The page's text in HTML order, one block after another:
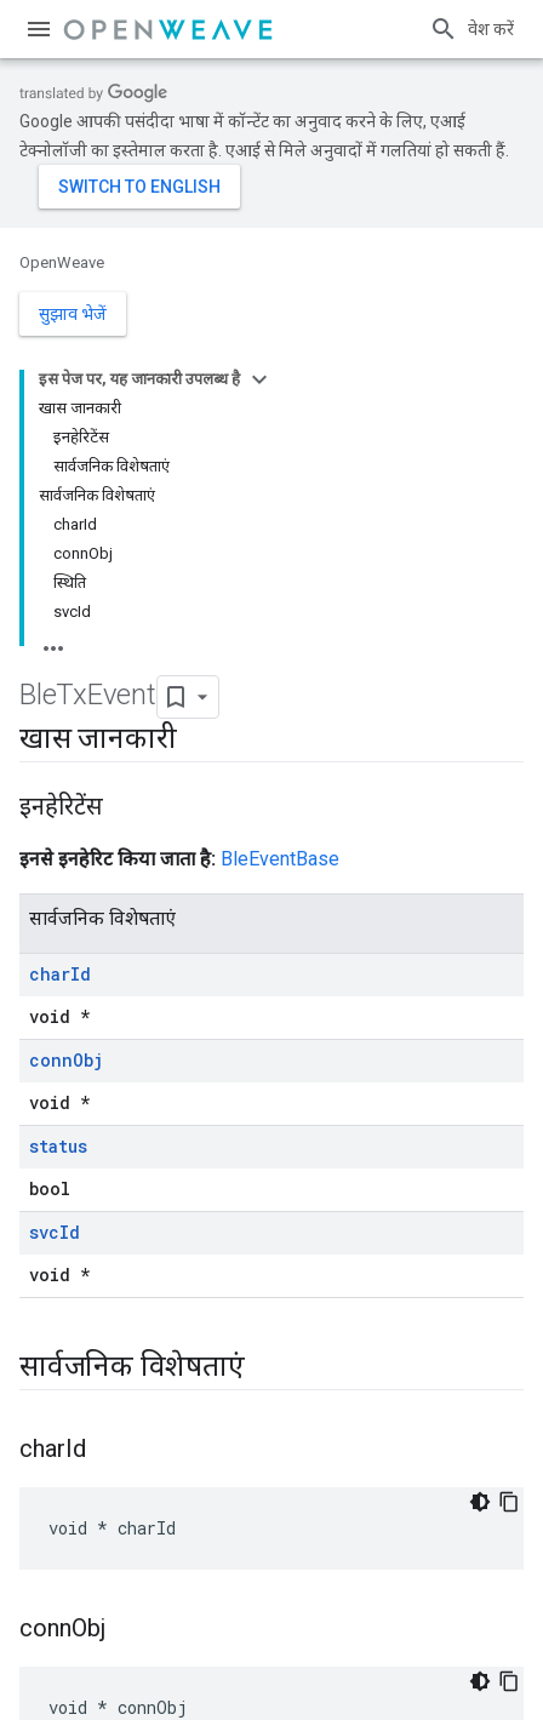
प्रवेश करें
Google आपकी पसंदीदा भाषा में कॉन्टेंट का अनुवाद करने के लिए, एआई
टेक्नोलॉजी का इस्तेमाल करता है. एआई से मिले अनुवादों में गलतियां हो सकती हैं.
OpenWeave
सुझाव भेजें
इस पेज पर, यह जानकारी उपलब्ध है
खास जानकारी
इनहेरिटेंस
सार्वजनिक विशेषताएं
सार्वजनिक विशेषताएं
charId
connObj
स्थिति
svcId
BleTxEvent
खास जानकारी
इनहेरिटेंस
इनसे इनहेरिट किया जाता है: BleEventBase
सार्वजनिक विशेषताएं
charId
void *
connObj
void *
status
bool
svcId
void *
सार्वजनिक विशेषताएं
charId
void * charId
connObj
void * connObj